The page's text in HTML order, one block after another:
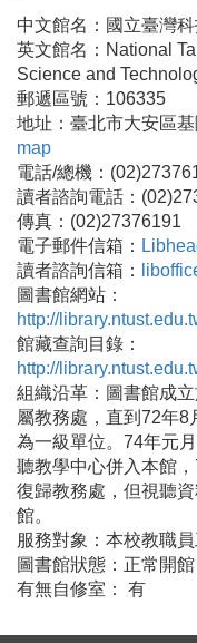
中文館名：國立臺灣
英文館名：National
Science and
郵遞區號：106335
地址：臺北市大安區
map
電話/總機：
讀者諮詢電話：
傳真：(02)27376191
電子郵件信箱：
讀者諮詢信箱：
圖書館網站：
http://
館藏查詢目錄：
http://
組織沿革：圖書館成
屬教務處，直到72年8
為一級單位。74年元
聽教學中心併入本館
復歸教務處，但視聽
館。
服務對象：本校教職
圖書館狀態：正常開館
有無自修室： 有